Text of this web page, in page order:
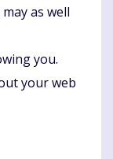
as well
you.
your web